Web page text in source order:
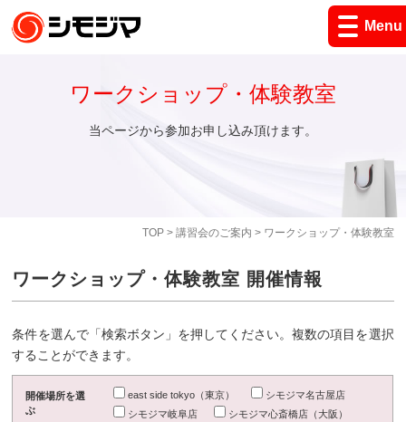
Menu
TOP> 講習会のご案内 > ワークショップ・体験教室
ワークショップ・体験教室
当ページから参加お申し込み頂けます。
ワークショップ・体験教室 開催情報
条件を選んで「検索ボタン」を押してください。複数の項目を選択
することができます。
開催場所を選
ぶ
east side tokyo（東京）
シモジマ名古屋店
シモジマ岐阜店
シモジマ心斎橋店（大阪）